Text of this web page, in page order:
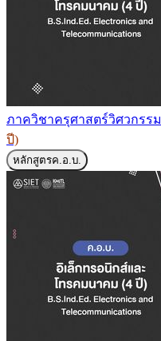
ภาควิชาครุศาสตร์วิศวกรรม
ปี)
หลักสูตรค.อ.บ.